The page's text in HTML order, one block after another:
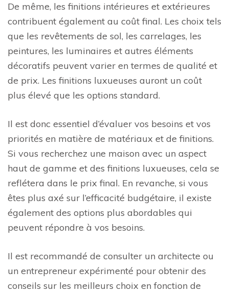
De même, les finitions intérieures et extérieures
contribuent également au coût final. Les choix tels
que les revêtements de sol, les carrelages, les
peintures, les luminaires et autres éléments
décoratifs peuvent varier en termes de qualité et
de prix. Les finitions luxueuses auront un coût
plus élevé que les options standard.
Il est donc essentiel d’évaluer vos besoins et vos
priorités en matière de matériaux et de finitions.
Si vous recherchez une maison avec un aspect
haut de gamme et des finitions luxueuses, cela se
reflétera dans le prix final. En revanche, si vous
êtes plus axé sur l’efficacité budgétaire, il existe
également des options plus abordables qui
peuvent répondre à vos besoins.
Il est recommandé de consulter un architecte ou
un entrepreneur expérimenté pour obtenir des
conseils sur les meilleurs choix en fonction de